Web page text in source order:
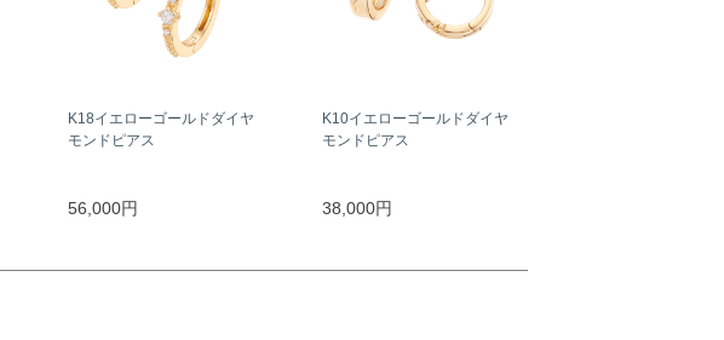
K18イエローゴールドダイヤ
モンドピアス
56,000円
K10イエローゴールドダイヤ
モンドピアス
38,000円